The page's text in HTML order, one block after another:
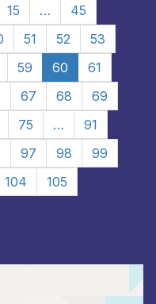
15 …
45
51 52
53
59 60
61
67 68
69
75 …
91
97 98
99
104
105